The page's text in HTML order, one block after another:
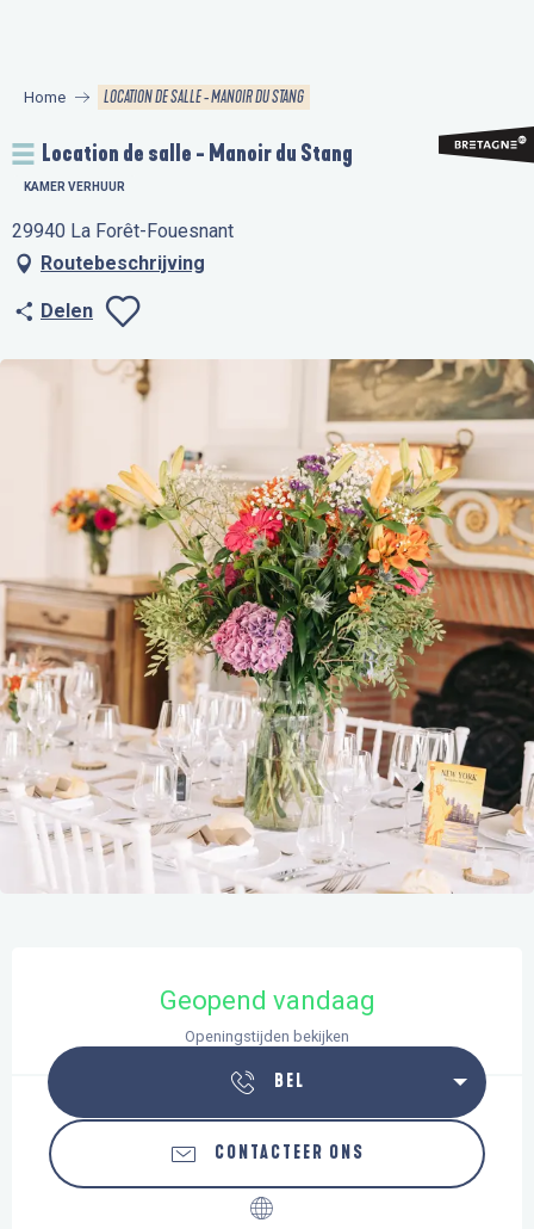
principal
Home LOCATION DE SALLE - MANOIR DU STANG
Location de salle - Manoir du Stang
KAMER VERHUUR
29940 La Forêt-Fouesnant
Routebeschrijving
Delen
Ajouter aux
Geopend vandaag
Openingstijden bekijken
BEL
CONTACTEER ONS